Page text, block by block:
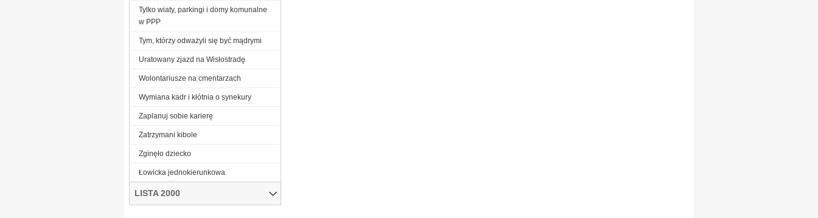
Tylko wiaty, parkingi i domy komunalne
w PPP
Tym, którzy odważyli się być mądrymi
Uratowany zjazd na Wisłostradę
Wolontariusze na cmentarzach
Wymiana kadr i kłótnia o synekury
Zaplanuj sobie karierę
Zatrzymani kibole
Zginęło dziecko
Łowicka jednokierunkowa
LISTA 2000